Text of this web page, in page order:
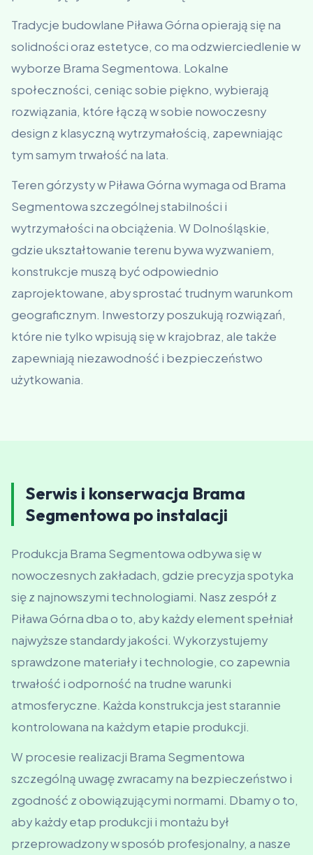
Tradycje budowlane Piława Górna opierają się na
solidności oraz estetyce, co ma odzwierciedlenie w
wyborze Brama Segmentowa. Lokalne
społeczności, ceniąc sobie piękno, wybierają
rozwiązania, które łączą w sobie nowoczesny
design z klasyczną wytrzymałością, zapewniając
tym samym trwałość na lata.
Teren górzysty w Piława Górna wymaga od Brama
Segmentowa szczególnej stabilności i
wytrzymałości na obciążenia. W Dolnośląskie,
gdzie ukształtowanie terenu bywa wyzwaniem,
konstrukcje muszą być odpowiednio
zaprojektowane, aby sprostać trudnym warunkom
geograficznym. Inwestorzy poszukują rozwiązań,
które nie tylko wpisują się w krajobraz, ale także
zapewniają niezawodność i bezpieczeństwo
użytkowania.
Serwis i konserwacja Brama
Segmentowa po instalacji
Produkcja Brama Segmentowa odbywa się w
nowoczesnych zakładach, gdzie precyzja spotyka
się z najnowszymi technologiami. Nasz zespół z
Piława Górna dba o to, aby każdy element spełniał
najwyższe standardy jakości. Wykorzystujemy
sprawdzone materiały i technologie, co zapewnia
trwałość i odporność na trudne warunki
atmosferyczne. Każda konstrukcja jest starannie
kontrolowana na każdym etapie produkcji.
W procesie realizacji Brama Segmentowa
szczególną uwagę zwracamy na bezpieczeństwo i
zgodność z obowiązującymi normami. Dbamy o to,
aby każdy etap produkcji i montażu był
przeprowadzony w sposób profesjonalny, a nasze